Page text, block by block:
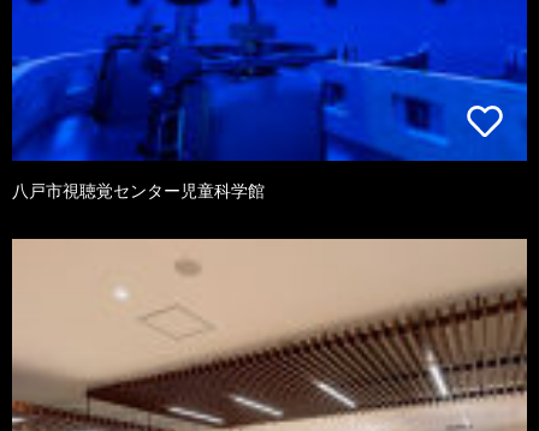
八戸市視聴覚センター児童科学館